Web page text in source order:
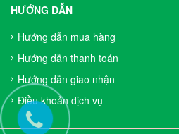
HƯỚNG DẪN
Hướng dẫn mua hàng
Hướng dẫn thanh toán
Hướng dẫn giao nhận
Điều khoản dịch vụ